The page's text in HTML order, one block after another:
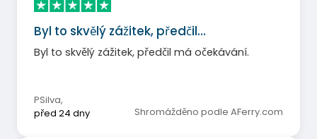
Byl to skvělý zážitek, předčil…
Byl to skvělý zážitek, předčil má očekávání.
PSilva,
před 24 dny
Shromážděno podle AFerry.com